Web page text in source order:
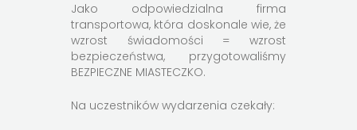
Jako odpowiedzialna firma
transportowa, która doskonale wie, że
wzrost świadomości = wzrost
bezpieczeństwa, przygotowaliśmy
BEZPIECZNE MIASTECZKO.
Na uczestników wydarzenia czekały: